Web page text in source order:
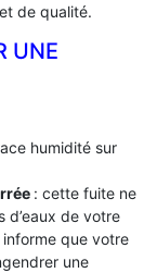
de qualité.
UNE
humidité sur
: cette fuite ne
d’eaux de votre
informe que votre
une